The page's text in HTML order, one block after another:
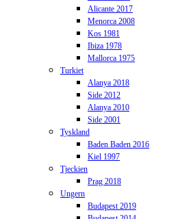
Alicante 2017
Menorca 2008
Kos 1981
Ibiza 1978
Mallorca 1975
Turkiet
Alanya 2018
Side 2012
Alanya 2010
Side 2001
Tyskland
Baden Baden 2016
Kiel 1997
Tjeckien
Prag 2018
Ungern
Budapest 2019